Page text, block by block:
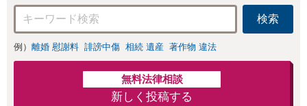
検索
例） 離婚 慰謝料 誹謗中傷 相続 遺産 著作物 違法
無料法律相談
新しく投稿する